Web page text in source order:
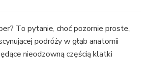
To pytanie, choć pozornie proste,
podróży w głąb anatomii
nieodzowną częścią klatki